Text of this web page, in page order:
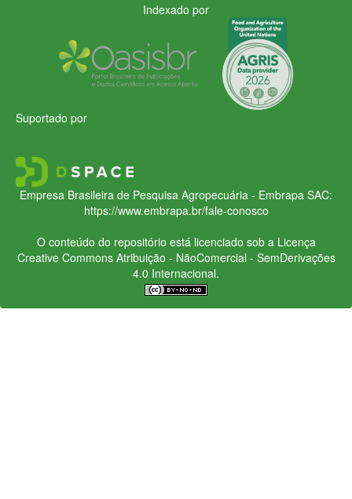
Indexado por
Suportado por
Empresa Brasileira de Pesquisa Agropecuária - Embrapa SAC:
https://www.embrapa.br/fale-conosco
O conteúdo do repositório está licenciado sob a Licença
Creative CommonsAtribuição - NãoComercial - SemDerivações
4.0 Internacional.